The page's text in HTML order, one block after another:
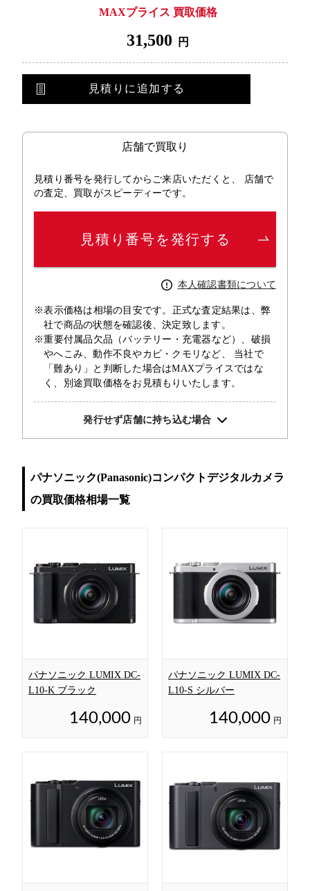
MAXプライス 買取価格
31,500 円
見積りに追加する
店舗で買取り
見積り番号を発行してからご来店いただくと、 店舗で
の査定、買取がスピーディーです。
見積り番号を発行する
本人確認書類について
※表示価格は相場の目安です。正式な査定結果は、弊
社で商品の状態を確認後、決定致します。
※重要付属品欠品（バッテリー・充電器など）、破損
やへこみ、動作不良やカビ・クモリなど、 当社で
「難あり」と判断した場合はMAXプライスではな
く、別途買取価格をお見積もりいたします。
発行せず店舗に持ち込む場合
パナソニック(Panasonic)コンパクトデジタルカメラ
の買取価格相場一覧
パナソニック LUMIX DC-
L10-K ブラック
140,000 円
パナソニック LUMIX DC-
L10-S シルバー
140,000 円